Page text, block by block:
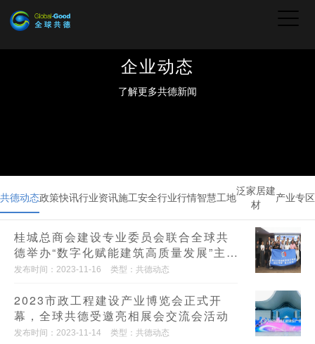
企业动态
了解更多共德新闻
共德动态政策快讯行业资讯施工安全行业行情智慧工地
泛家居建
材
产业专区
桂城总商会建设专业委员会联合全球共
德举办“数字化赋能建筑高质量发展”主题
活动
发布时间：2023-11-16 类型：共德动态
2023市政工程建设产业博览会正式开
幕，全球共德受邀亮相展会交流会活动
发布时间：2023-11-14 类型：共德动态